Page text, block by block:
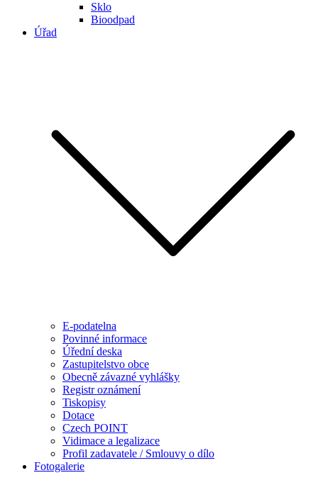
Sklo
Bioodpad
Úřad
E-podatelna
Povinné informace
Úřední deska
Zastupitelstvo obce
Obecně závazné vyhlášky
Registr oznámení
Tiskopisy
Dotace
Czech POINT
Vidimace a legalizace
Profil zadavatele / Smlouvy o dílo
Fotogalerie